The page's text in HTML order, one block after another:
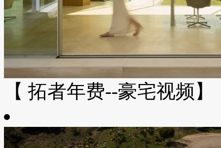
【 拓者年费--豪宅视频】